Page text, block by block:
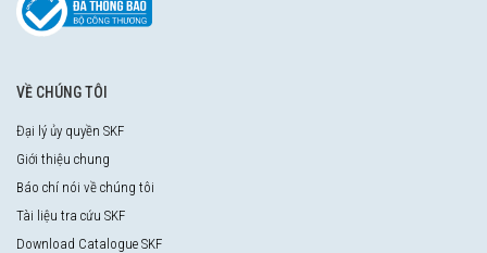
VỀ CHÚNG TÔI
Đại lý ủy quyền SKF
Giới thiệu chung
Báo chí nói về chúng tôi
Tài liệu tra cứu SKF
Download Catalogue SKF